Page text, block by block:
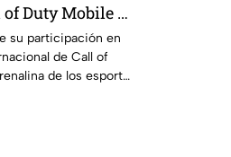
Duty Mobile |
su participación en
de Call of
de los esports